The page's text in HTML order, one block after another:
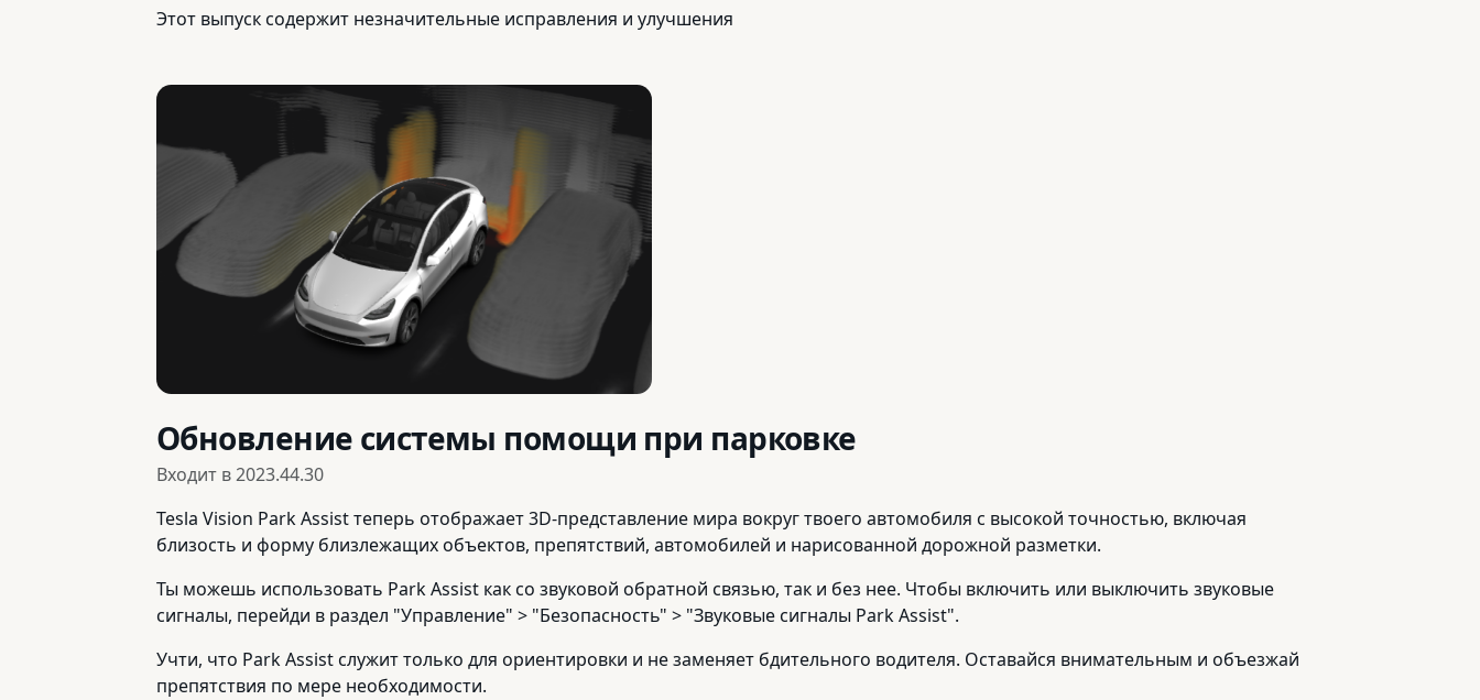
Этот выпуск содержит незначительные исправления и улучшения
Обновление системы помощи при парковке
Входит в2023.44.30
Tesla Vision Park Assist теперь отображает 3D-представление мира вокруг твоего автомобиля с высокой точностью, включая
близость и форму близлежащих объектов, препятствий, автомобилей и нарисованной дорожной разметки.
Ты можешь использовать Park Assist как со звуковой обратной связью, так и без нее. Чтобы включить или выключить звуковые
сигналы, перейди в раздел "Управление" > "Безопасность" > "Звуковые сигналы Park Assist".
Учти, что Park Assist служит только для ориентировки и не заменяет бдительного водителя. Оставайся внимательным и объезжай
препятствия по мере необходимости.